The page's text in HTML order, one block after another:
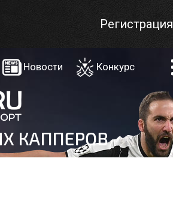
Регистрация
Новости Конкурс